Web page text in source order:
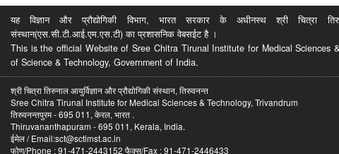
यह विज्ञान और प्रौद्योगिकी विभाग, भारत सरकार के अधीनस्थ श्री चित्रा
संस्थान(एस.सी.टी.आई.एम.एस.टी) का प्रशासनिक वेबसईट है ।
This is the official Website of Sree Chitra Tirunal Institute for Medical Sciences
of Science & Technology, Government of India.
श्री चित्रा तिरुनाल आयुर्विज्ञान और प्रौद्योगिकी संस्थान, तिरुवनन्त
Sree Chitra Tirunal Institute for Medical Sciences & Technology, Trivandrum
तिरुवनन्तपुरम - 695 011, केरल, भारत .
Thiruvananthapuram - 695 011, Kerala, India.
ईमेल / Email:sct@sctimst.ac.in
फोण/Phone : 91-471-2443152 फैक्स/Fax : 91-471-2446433